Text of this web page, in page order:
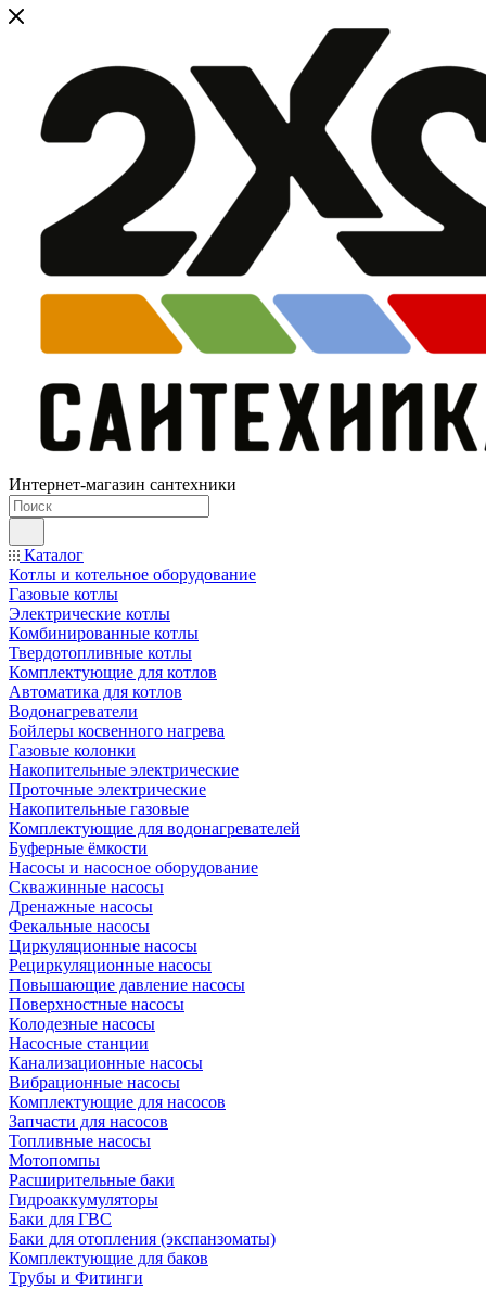
Интернет-магазин сантехники
Каталог
Котлы и котельное оборудование
Газовые котлы
Электрические котлы
Комбинированные котлы
Твердотопливные котлы
Комплектующие для котлов
Автоматика для котлов
Водонагреватели
Бойлеры косвенного нагрева
Газовые колонки
Накопительные электрические
Проточные электрические
Накопительные газовые
Комплектующие для водонагревателей
Буферные ёмкости
Насосы и насосное оборудование
Скважинные насосы
Дренажные насосы
Фекальные насосы
Циркуляционные насосы
Рециркуляционные насосы
Повышающие давление насосы
Поверхностные насосы
Колодезные насосы
Насосные станции
Канализационные насосы
Вибрационные насосы
Комплектующие для насосов
Запчасти для насосов
Топливные насосы
Мотопомпы
Расширительные баки
Гидроаккумуляторы
Баки для ГВС
Баки для отопления (экспанзоматы)
Комплектующие для баков
Трубы и Фитинги